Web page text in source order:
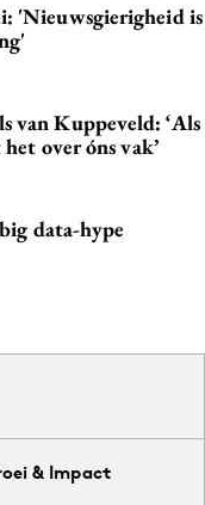
'Nieuwsgierigheid is
van Kuppeveld: ‘Als
over óns vak’
data-hype
& Impact